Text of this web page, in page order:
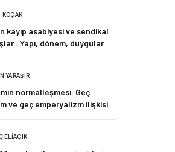
KOÇAK
kayıp asabiyesi ve sendikal
: Yapı, dönem, duygular
YARAŞIR
normalleşmesi: Geç
ve geç emperyalizm ilişkisi
ELIAÇIK